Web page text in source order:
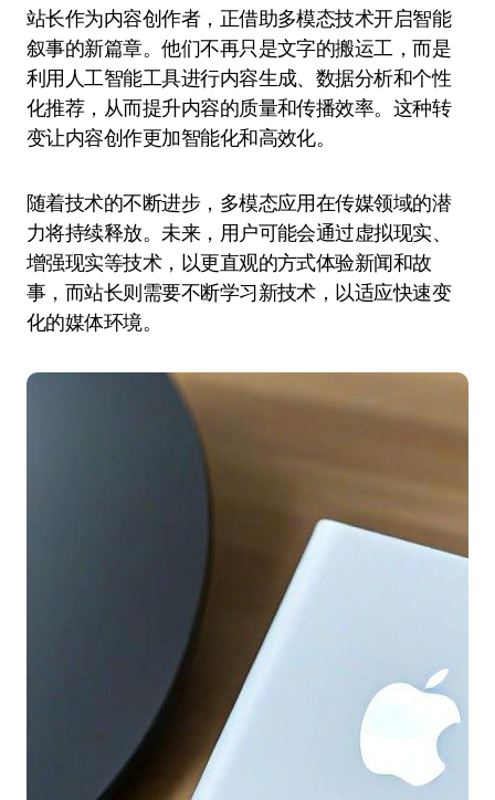
站长作为内容创作者，正借助多模态技术开启智能
叙事的新篇章。他们不再只是文字的搬运工，而是
利用人工智能工具进行内容生成、数据分析和个性
化推荐，从而提升内容的质量和传播效率。这种转
变让内容创作更加智能化和高效化。
随着技术的不断进步，多模态应用在传媒领域的潜
力将持续释放。未来，用户可能会通过虚拟现实、
增强现实等技术，以更直观的方式体验新闻和故
事，而站长则需要不断学习新技术，以适应快速变
化的媒体环境。